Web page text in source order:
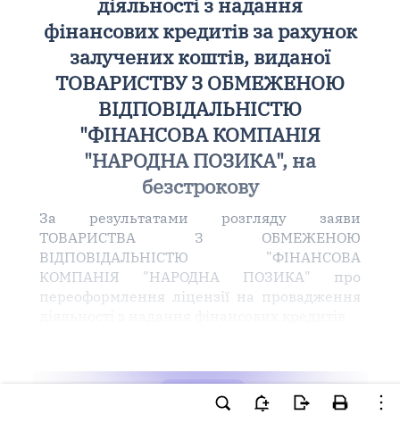
фінансових кредитів за рахунок
залучених коштів, виданої
ТОВАРИСТВУ З ОБМЕЖЕНОЮ
ВІДПОВІДАЛЬНІСТЮ
"ФІНАНСОВА КОМПАНІЯ
"НАРОДНА ПОЗИКА", на
безстрокову
За результатами розгляду заяви
ТОВАРИСТВА З ОБМЕЖЕНОЮ
ВІДПОВІДАЛЬНІСТЮ "ФІНАНСОВА
КОМПАНІЯ "НАРОДНА ПОЗИКА" про
переоформлення ліцензії на провадження